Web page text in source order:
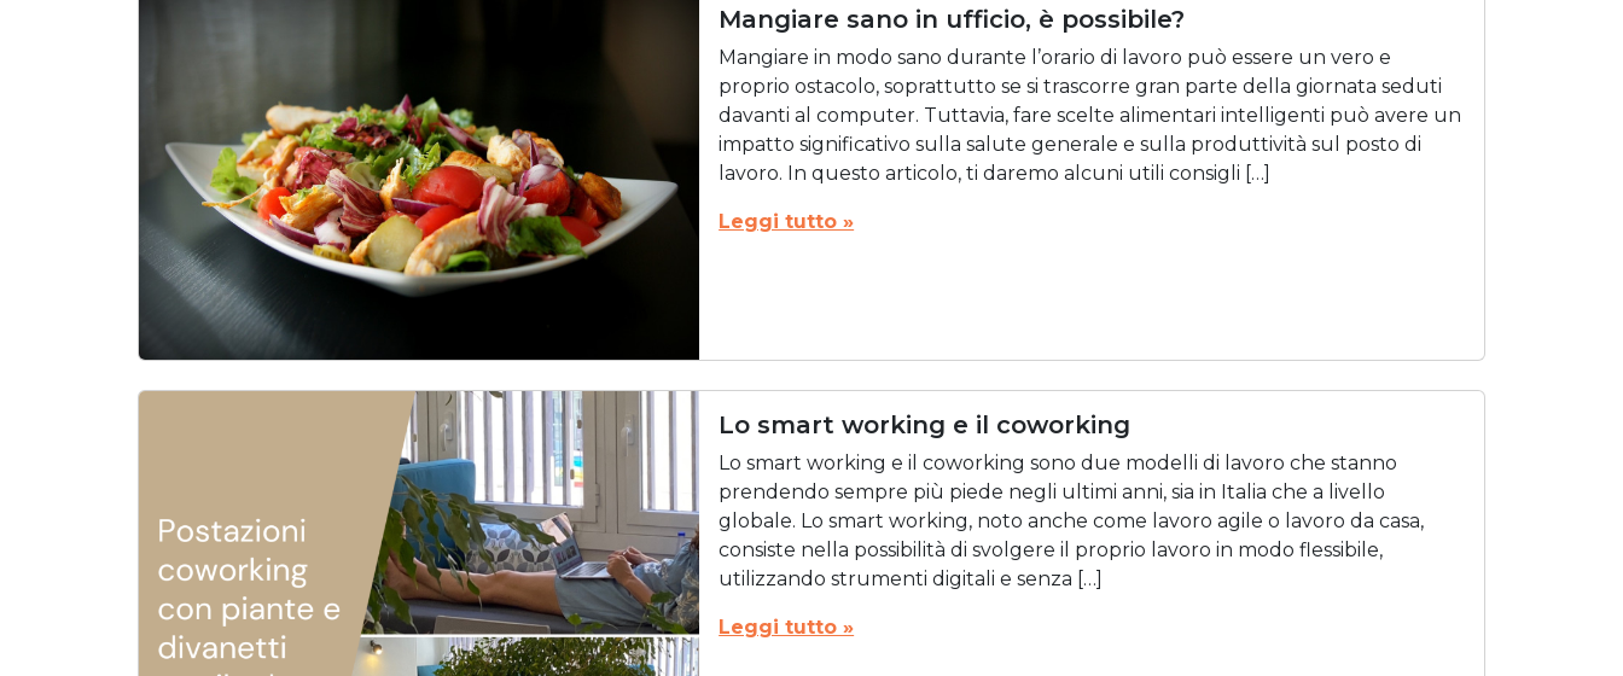
Mangiare sano in ufficio, è possibile?
Mangiare in modo sano durante l’orario di lavoro può essere un vero e
proprio ostacolo, soprattutto se si trascorre gran parte della giornata seduti
davanti al computer. Tuttavia, fare scelte alimentari intelligenti può avere un
impatto significativo sulla salute generale e sulla produttività sul posto di
lavoro. In questo articolo, ti daremo alcuni utili consigli […]
Leggi tutto »
Lo smart working e il coworking
Lo smart working e il coworking sono due modelli di lavoro che stanno
prendendo sempre più piede negli ultimi anni, sia in Italia che a livello
globale. Lo smart working, noto anche come lavoro agile o lavoro da casa,
consiste nella possibilità di svolgere il proprio lavoro in modo flessibile,
utilizzando strumenti digitali e senza […]
Leggi tutto »